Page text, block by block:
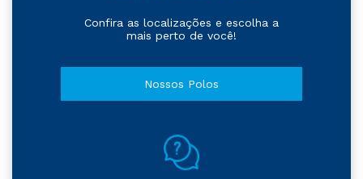
Confira as localizações e escolha a
mais perto de você!
Nossos Polos